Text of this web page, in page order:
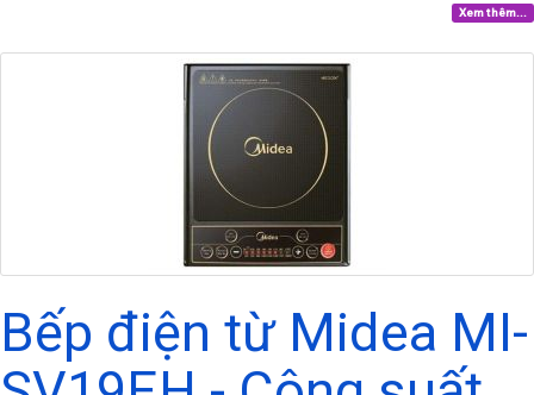
Xem thêm...
Bếp điện từ Midea MI-